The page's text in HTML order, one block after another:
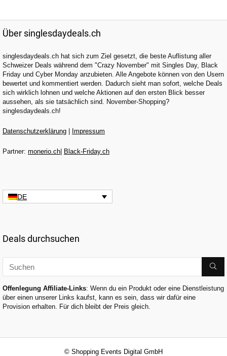
Über singlesdaydeals.ch
singlesdaydeals.ch hat sich zum Ziel gesetzt, die beste Auflistung aller
Schweizer Deals während dem "Crazy November" mit Singles Day, Black
Friday und Cyber Monday anzubieten. Alle Angebote können von den Usern
bewertet und kommentiert werden. Dadurch sieht man sofort, welche Deals
sich wirklich lohnen und welche Aktionen auf den ersten Blick besser
aussehen, als sie tatsächlich sind. November-Shopping?
singlesdaydeals.ch!
Datenschutzerklärung Impressum
Partner: monerio.ch Black-Friday.ch
DE
Deals durchsuchen
Offenlegung Affiliate-Links: Wenn du ein Produkt oder eine Dienstleistung
über einen unserer Links kaufst, kann es sein, dass wir dafür eine
Provision erhalten. Für dich bleibt der Preis gleich.
© Shopping Events Digital GmbH